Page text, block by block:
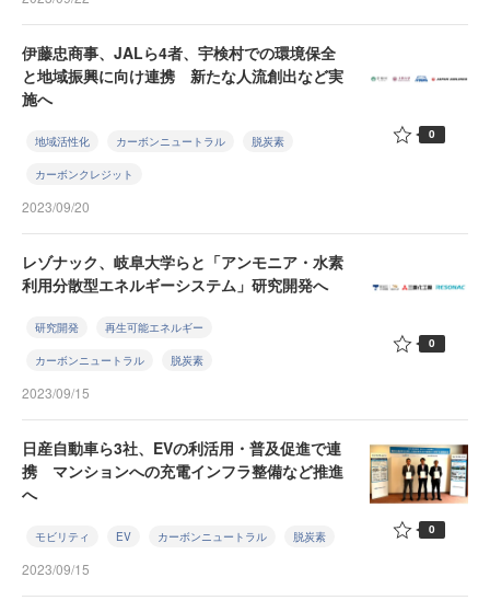
伊藤忠商事、JALら4者、宇検村での環境保全
と地域振興に向け連携 新たな人流創出など実
施へ
地域活性化 カーボンニュートラル 脱炭素
カーボンクレジット
2023/09/20
0
レゾナック、岐阜大学らと「アンモニア・水素
利用分散型エネルギーシステム」研究開発へ
研究開発 再生可能エネルギー
カーボンニュートラル 脱炭素
2023/09/15
0
日産自動車ら3社、EVの利活用・普及促進で連
携 マンションへの充電インフラ整備など推進
へ
モビリティ EV カーボンニュートラル 脱炭素
2023/09/15
0